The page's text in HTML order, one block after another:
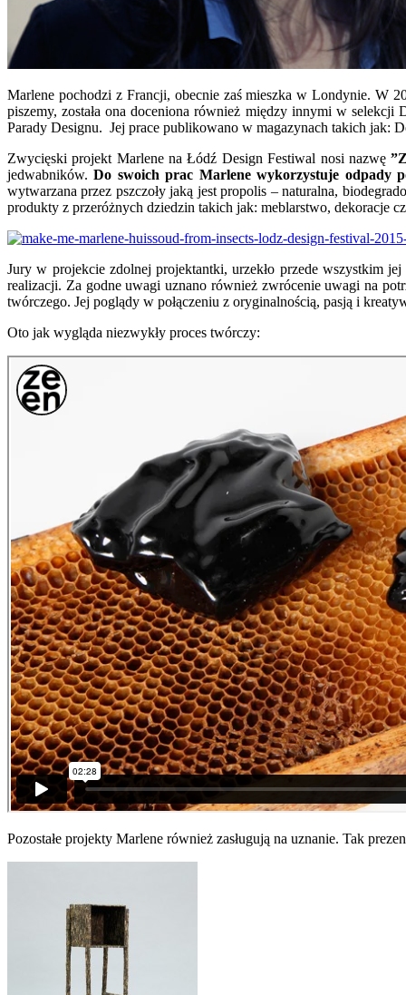
Marlene pochodzi z Francji, obecnie zaś mieszka w Londynie. W
piszemy, została ona doceniona również między innymi w
Parady Designu. Jej prace publikowano w magazynach takich jak:
Zwycięski projekt Marlene na Łódź Design Festiwal nosi nazwę
jedwabników.Do swoich prac Marlene wykorzystuje odpady
wytwarzana przez pszczoły jaką jest propolis – naturalna,
produkty z przeróżnych dziedzin takich jak: meblarstwo, dekoracje
Jury w projekcie zdolnej projektantki, urzekło przede wszystkim
realizacji. Za godne uwagi uznano również zwrócenie uwagi na
twórczego. Jej poglądy w połączeniu z oryginalnością, pasją i
Oto jak wygląda niezwykły proces twórczy:
Pozostałe projekty Marlene również zasługują na uznanie. Tak